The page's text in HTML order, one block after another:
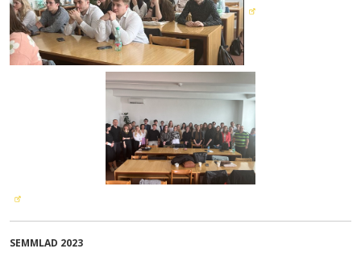
SEMMLAD 2023